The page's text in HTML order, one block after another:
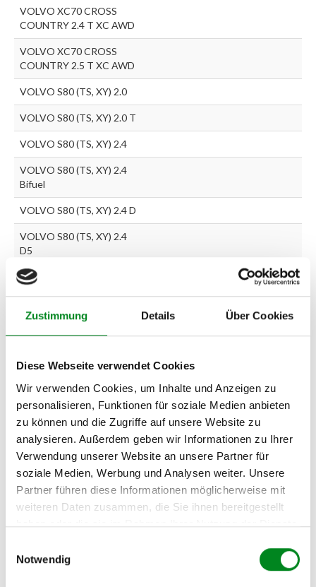
Zustimmung Details Über Cookies
Diese Webseite verwendet Cookies
Wir verwenden Cookies, um Inhalte und Anzeigen zu
personalisieren, Funktionen für soziale Medien anbieten
zu können und die Zugriffe auf unsere Website zu
analysieren. Außerdem geben wir Informationen zu Ihrer
Verwendung unserer Website an unsere Partner für
soziale Medien, Werbung und Analysen weiter. Unsere
Partner führen diese Informationen möglicherweise mit
weiteren Daten zusammen, die Sie ihnen bereitgestellt
haben oder die sie im Rahmen Ihrer Nutzung der Dienste
Notwendig
VOLVO XC70 CROSS
COUNTRY 2.4 T XC AWD
VOLVO XC70 CROSS
COUNTRY 2.5 T XC AWD
VOLVO S80 (TS, XY) 2.0
VOLVO S80 (TS, XY) 2.0 T
VOLVO S80 (TS, XY) 2.4
VOLVO S80 (TS, XY) 2.4
Bifuel
VOLVO S80 (TS, XY) 2.4 D
VOLVO S80 (TS, XY) 2.4
D5
VOLVO S80 (TS, XY) 2.4 T
VOLVO S80 (TS, XY) 2.8
T6
VOLVO S80 (TS, XY) 2.9
VOLVO S80 (TS, XY) 3.0
VOLVO S80 (TS, XY) 3.0
T6
VOLVO V70 II Kombi
(P80_) 2.4